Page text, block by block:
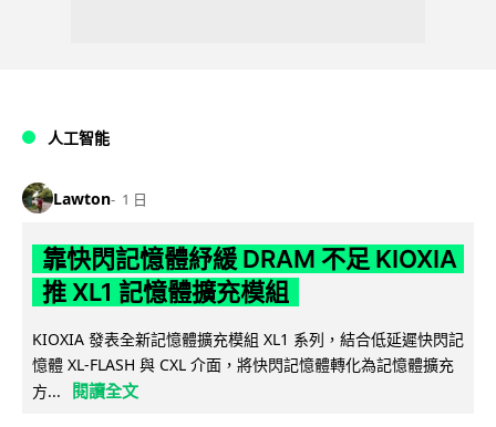
人工智能
Lawton 1 日
靠快閃記憶體紓緩 DRAM 不足 KIOXIA
推 XL1 記憶體擴充模組
KIOXIA 發表全新記憶體擴充模組 XL1 系列，結合低延遲快閃記
憶體 XL-FLASH 與 CXL 介面，將快閃記憶體轉化為記憶體擴充
方...
閱讀全文